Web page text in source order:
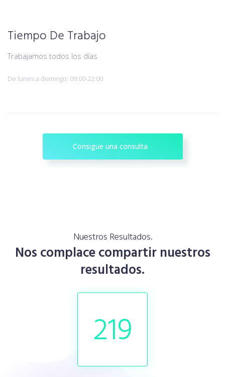
Tiempo De Trabajo
Trabajamos todos los días
De lunes a domingo: 09:00-22:00
Consigue una consulta
Nuestros Resultados.
Nos complace compartir nuestros
resultados.
219